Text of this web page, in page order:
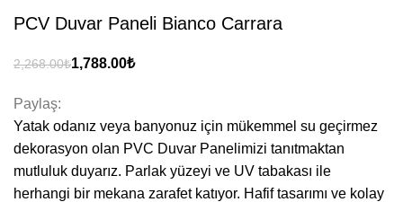
PCV Duvar Paneli Bianco Carrara
₺ ₺
Paylaş:
Yatak odanız veya banyonuz için mükemmel su geçirmez
dekorasyon olan PVC Duvar Panelimizi tanıtmaktan
mutluluk duyarız. Parlak yüzeyi ve UV tabakası ile
herhangi bir mekana zarafet katıyor. Hafif tasarımı ve kolay